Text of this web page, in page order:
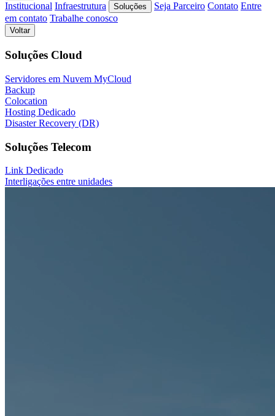
Institucional Infraestrutura Soluções Seja Parceiro Contato Entre
em contato Trabalhe conosco
Voltar
Soluções Cloud
Servidores em Nuvem MyCloud
Backup
Colocation
Hosting Dedicado
Disaster Recovery (DR)
Soluções Telecom
Link Dedicado
Interligações entre unidades